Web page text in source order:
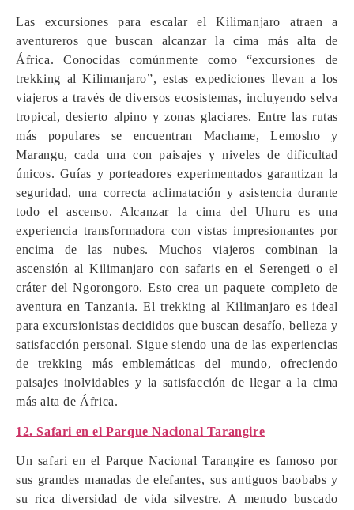
Las excursiones para escalar el Kilimanjaro atraen a
aventureros que buscan alcanzar la cima más alta de
África. Conocidas comúnmente como “excursiones de
trekking al Kilimanjaro”, estas expediciones llevan a los
viajeros a través de diversos ecosistemas, incluyendo selva
tropical, desierto alpino y zonas glaciares. Entre las rutas
más populares se encuentran Machame, Lemosho y
Marangu, cada una con paisajes y niveles de dificultad
únicos. Guías y porteadores experimentados garantizan la
seguridad, una correcta aclimatación y asistencia durante
todo el ascenso. Alcanzar la cima del Uhuru es una
experiencia transformadora con vistas impresionantes por
encima de las nubes. Muchos viajeros combinan la
ascensión al Kilimanjaro con safaris en el Serengeti o el
cráter del Ngorongoro. Esto crea un paquete completo de
aventura en Tanzania. El trekking al Kilimanjaro es ideal
para excursionistas decididos que buscan desafío, belleza y
satisfacción personal. Sigue siendo una de las experiencias
de trekking más emblemáticas del mundo, ofreciendo
paisajes inolvidables y la satisfacción de llegar a la cima
más alta de África.
12. Safari en el Parque Nacional Tarangire
Un safari en el Parque Nacional Tarangire es famoso por
sus grandes manadas de elefantes, sus antiguos baobabs y
su rica diversidad de vida silvestre. A menudo buscado